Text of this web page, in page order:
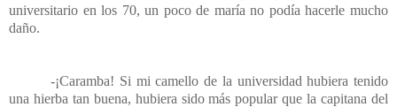
universitario en los 70, un poco de maría no podía hacerle mucho
daño.
-¡Caramba! Si mi camello de la universidad hubiera tenido
una hierba tan buena, hubiera sido más popular que la capitana del